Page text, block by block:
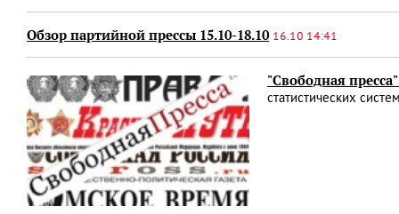
Обзор партийной прессы 15.10-18.10 16.10 14:41
"Свободная
статистических